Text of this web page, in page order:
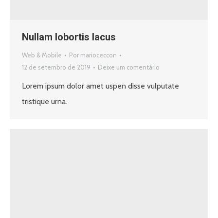
Nullam lobortis lacus
Web & Mobile Por marioceccon
12 de setembro de 2019
Deixe um comentário
Lorem ipsum dolor amet uspen disse vulputate
tristique urna.